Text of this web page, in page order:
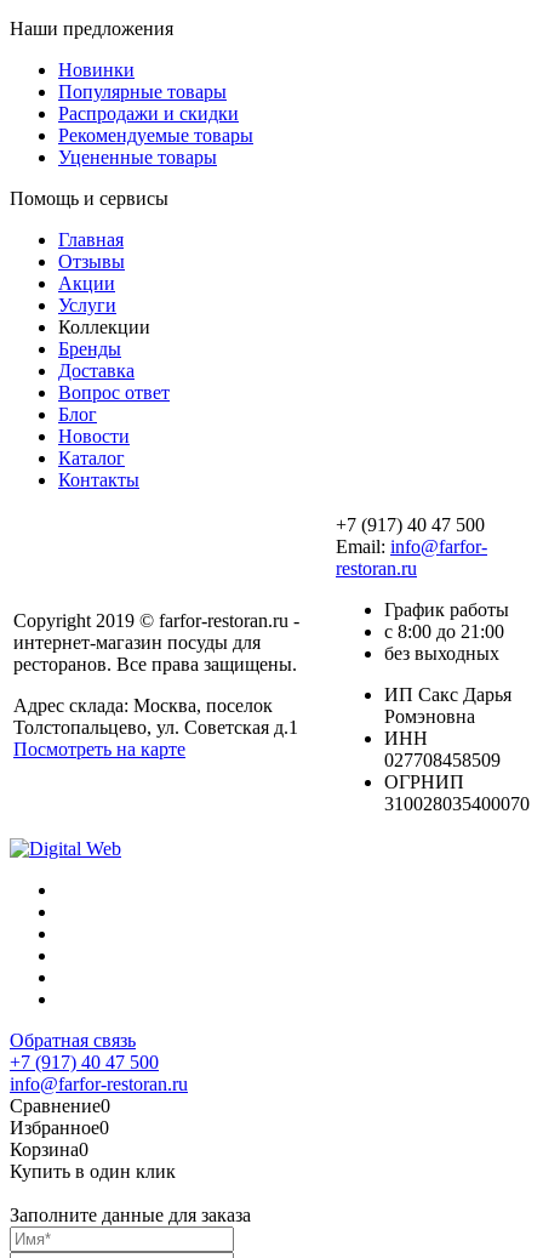
Наши предложения
Новинки
Популярные товары
Распродажи и скидки
Рекомендуемые товары
Уцененные товары
Помощь и сервисы
Главная
Отзывы
Акции
Услуги
Коллекции
Бренды
Доставка
Вопрос ответ
Блог
Новости
Каталог
Контакты
Copyright 2019 © farfor-restoran.ru -
интернет-магазин посуды для
ресторанов. Все права защищены.
Адрес склада: Москва, поселок
Толстопальцево, ул. Советская д.1
Посмотреть на карте
+7 (917) 40 47 500
Email: info@farfor-
restoran.ru
График работы
с 8:00 до 21:00
без выходных
ИП Сакс Дарья
Ромэновна
ИНН
027708458509
ОГРНИП
310028035400070
Обратная связь
+7 (917) 40 47 500
info@farfor-restoran.ru
Сравнение0
Избранное0
Корзина0
Купить в один клик
Заполните данные для заказа